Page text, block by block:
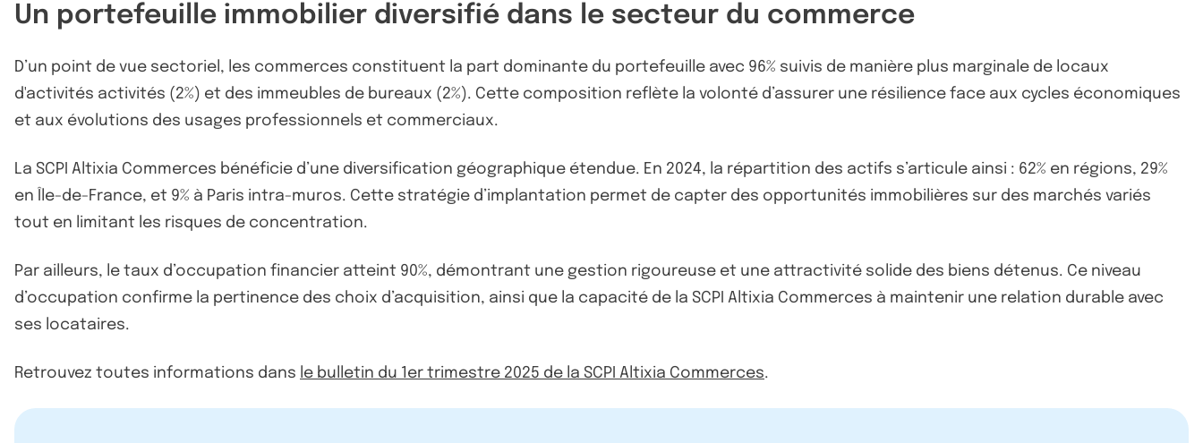
Un portefeuille immobilier diversifié dans le secteur du commerce
D’un point de vue sectoriel, les commerces constituent la part dominante du portefeuille avec 96% suivis de manière plus marginale de locaux
d'activités activités (2%) et des immeubles de bureaux (2%). Cette composition reflète la volonté d’assurer une résilience face aux cycles économiques
et aux évolutions des usages professionnels et commerciaux.
La SCPI Altixia Commerces bénéficie d’une diversification géographique étendue. En 2024, la répartition des actifs s’articule ainsi : 62% en régions, 29%
en Île-de-France, et 9% à Paris intra-muros. Cette stratégie d’implantation permet de capter des opportunités immobilières sur des marchés variés
tout en limitant les risques de concentration.
Par ailleurs, le taux d’occupation financier atteint 90%, démontrant une gestion rigoureuse et une attractivité solide des biens détenus. Ce niveau
d’occupation confirme la pertinence des choix d’acquisition, ainsi que la capacité de la SCPI Altixia Commerces à maintenir une relation durable avec
ses locataires.
Retrouvez toutes informations dans le bulletin du 1er trimestre 2025 de la SCPI Altixia Commerces.